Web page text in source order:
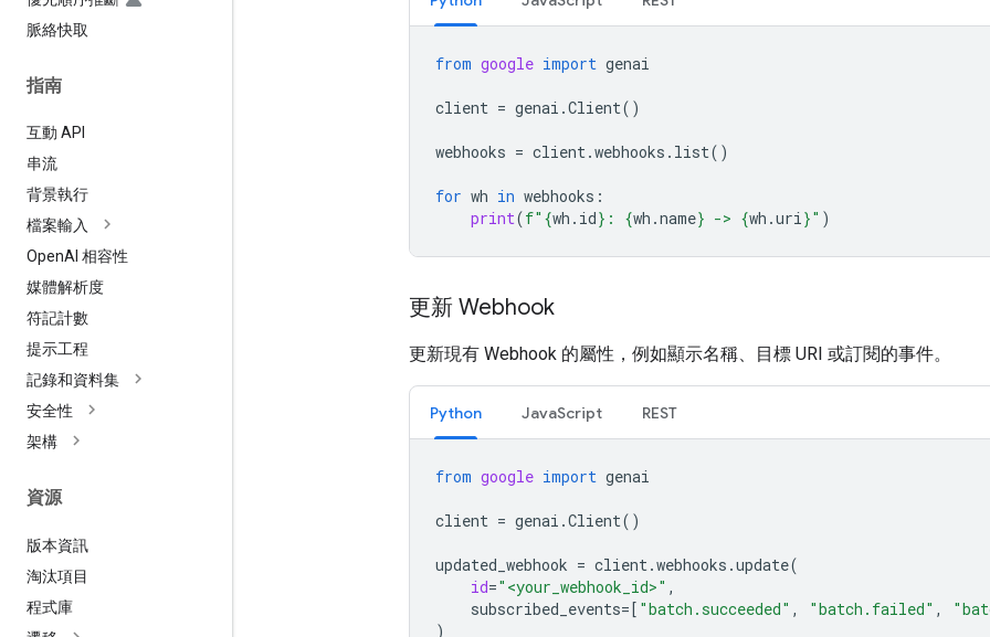
脈絡快取
指南
互動 API
串流
背景執行
檔案輸入
OpenAI 相容性
媒體解析度
符記計數
提示工程
記錄和資料集
安全性
架構
資源
版本資訊
淘汰項目
程式庫
from google import genai
client = genai .Client()
webhooks = client.webhooks . list()
for wh in webhooks :
print(f" {wh . id} : {wh .name} -> {wh .uri}" )
更新 Webhook
更新現有 Webhook 的屬性，例如顯示名稱、目標 URI 或訂閱的事件。
Python JavaScript REST
from google import genai
client = genai .Client()
updated_webhook = client.webhooks .update(
id="<your_webhook_id>" ,
subscribed_events=[ "batch.succeeded" , "batch.failed" ,
)